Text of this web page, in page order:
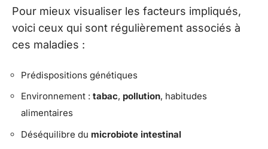
Pour mieux visualiser les facteurs impliqués,
voici ceux qui sont régulièrement associés à
ces maladies :
Prédispositions génétiques
Environnement : tabac, pollution, habitudes
alimentaires
Déséquilibre du microbiote intestinal